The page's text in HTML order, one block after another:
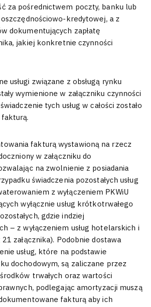
za pośrednictwem poczty, banku lub
kredytowej, a z
dokumentujących zapłatę
jakiej konkretnie czynności
usługi związane z obsługą rynku
wymienione w załączniku czynności
tych usług w całości zostało
fakturą wystawioną na rzecz
w załączniku do
na zwolnienie z posiadania
świadczenia pozostałych usług
z wyłączeniem PKWiU
wyłącznie usług krótkotrwałego
gdzie indziej
– z wyłączeniem usług hotelarskich i
załącznika). Podobnie dostawa
usług, które na podstawie
dochodowym, są zaliczane przez
trwałych oraz wartości
podlegając amortyzacji muszą
fakturą aby ich